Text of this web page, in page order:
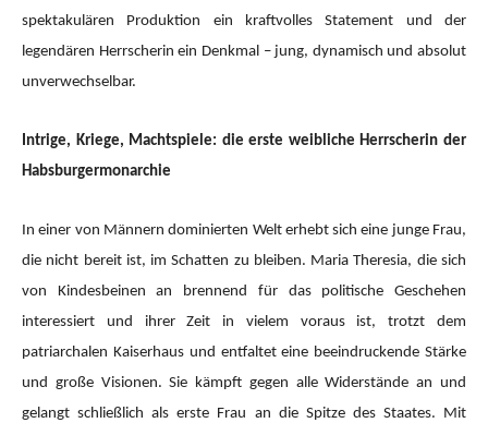
spektakulären Produktion ein kraftvolles Statement und der
legendären Herrscherin ein Denkmal – jung, dynamisch und absolut
unverwechselbar.
Intrige, Kriege, Machtspiele: die erste weibliche Herrscherin der
Habsburgermonarchie
In einer von Männern dominierten Welt erhebt sich eine junge Frau,
die nicht bereit ist, im Schatten zu bleiben. Maria Theresia, die sich
von Kindesbeinen an brennend für das politische Geschehen
interessiert und ihrer Zeit in vielem voraus ist, trotzt dem
patriarchalen Kaiserhaus und entfaltet eine beeindruckende Stärke
und große Visionen. Sie kämpft gegen alle Widerstände an und
gelangt schließlich als erste Frau an die Spitze des Staates. Mit